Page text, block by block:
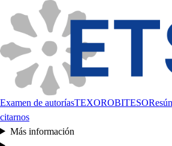
Examen de autoríasTEXOROBITESO
citarnos
Más información